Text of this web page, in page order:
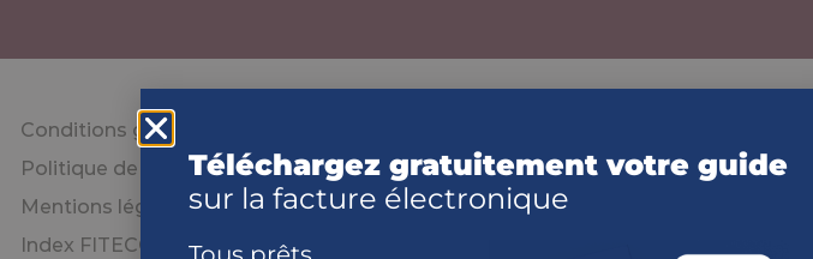
Conditions générales d’utilisation
Politique de confidentialité
Mentions légales
Index FITECO égalité professionnelle
Téléchargez gratuitement votre guide
sur la facture électronique